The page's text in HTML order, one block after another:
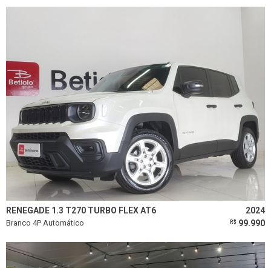
RENEGADE 1.3 T270 TURBO FLEX AT6 2024
Branco 4P Automático R$ 99.990